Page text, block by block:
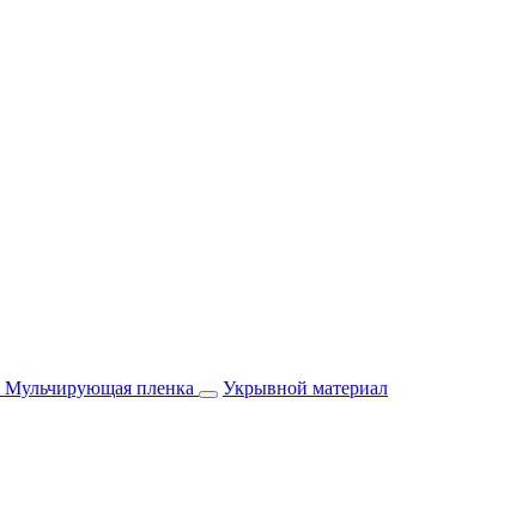
Мульчирующая пленка
Укрывной материал